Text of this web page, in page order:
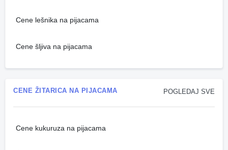
Cene lešnika na pijacama
Cene šljiva na pijacama
POGLEDAJ SVE
CENE ŽITARICA NA PIJACAMA
Cene kukuruza na pijacama